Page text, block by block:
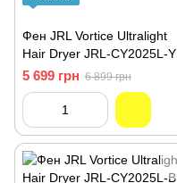
Фен JRL Vortice Ultralight
Hair Dryer JRL-CY2025L-Y
5 699 грн 6 899 грн